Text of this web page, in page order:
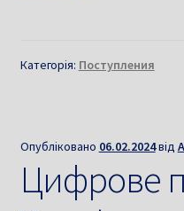
Категорія: Поступления
Опубліковано 06.02.2024від
Цифрове